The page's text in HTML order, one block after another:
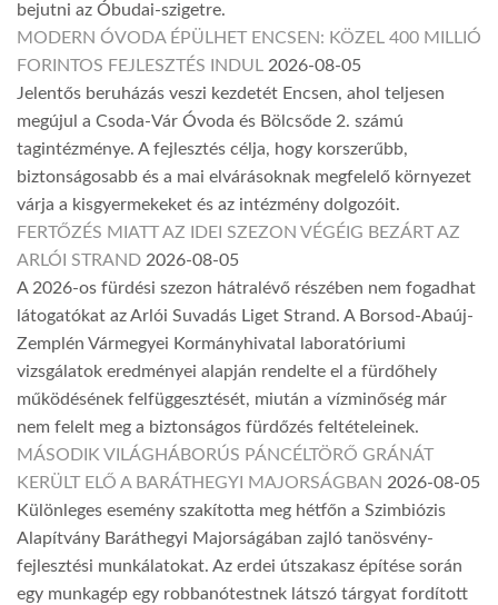
bejutni az Óbudai-szigetre.
MODERN ÓVODA ÉPÜLHET ENCSEN: KÖZEL 400 MILLIÓ
FORINTOS FEJLESZTÉS INDUL 2026-08-05
Jelentős beruházás veszi kezdetét Encsen, ahol teljesen
megújul a Csoda-Vár Óvoda és Bölcsőde 2. számú
tagintézménye. A fejlesztés célja, hogy korszerűbb,
biztonságosabb és a mai elvárásoknak megfelelő környezet
várja a kisgyermekeket és az intézmény dolgozóit.
FERTŐZÉS MIATT AZ IDEI SZEZON VÉGÉIG BEZÁRT AZ
ARLÓI STRAND 2026-08-05
A 2026-os fürdési szezon hátralévő részében nem fogadhat
látogatókat az Arlói Suvadás Liget Strand. A Borsod-Abaúj-
Zemplén Vármegyei Kormányhivatal laboratóriumi
vizsgálatok eredményei alapján rendelte el a fürdőhely
működésének felfüggesztését, miután a vízminőség már
nem felelt meg a biztonságos fürdőzés feltételeinek.
MÁSODIK VILÁGHÁBORÚS PÁNCÉLTÖRŐ GRÁNÁT
KERÜLT ELŐ A BARÁTHEGYI MAJORSÁGBAN 2026-08-05
Különleges esemény szakította meg hétfőn a Szimbiózis
Alapítvány Baráthegyi Majorságában zajló tanösvény-
fejlesztési munkálatokat. Az erdei útszakasz építése során
egy munkagép egy robbanótestnek látszó tárgyat fordított